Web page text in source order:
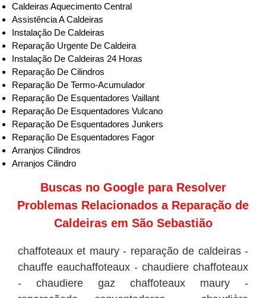
Caldeiras Aquecimento Central
Assistência A Caldeiras
Instalação De Caldeiras
Reparação Urgente De Caldeira
Instalação De Caldeiras 24 Horas
Reparação De Cilindros
Reparação De Termo-Acumulador
Reparação De Esquentadores Vaillant
Reparação De Esquentadores Vulcano
Reparação De Esquentadores Junkers
Reparação De Esquentadores Fagor
Arranjos Cilindros
Arranjos Cilindro
Buscas no Google para Resolver
Problemas Relacionados a Reparação de
Caldeiras em São Sebastião
chaffoteaux et maury - reparação de caldeiras -
chauffe eauchaffoteaux - chaudiere chaffoteaux
- chaudiere gaz chaffoteaux maury -